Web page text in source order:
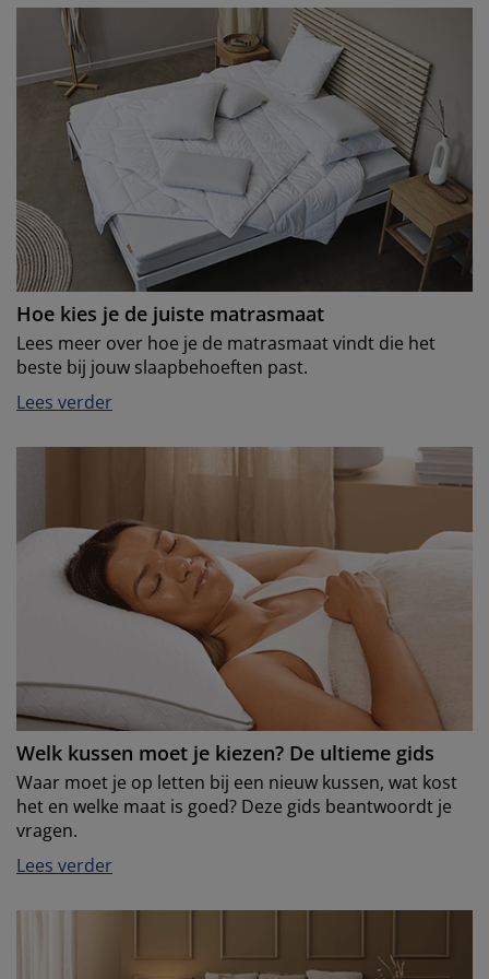
Hoe kies je de juiste matrasmaat
Lees meer over hoe je de matrasmaat vindt die het
beste bij jouw slaapbehoeften past.
Lees verder
Welk kussen moet je kiezen? De ultieme gids
Waar moet je op letten bij een nieuw kussen, wat kost
het en welke maat is goed? Deze gids beantwoordt je
vragen.
Lees verder